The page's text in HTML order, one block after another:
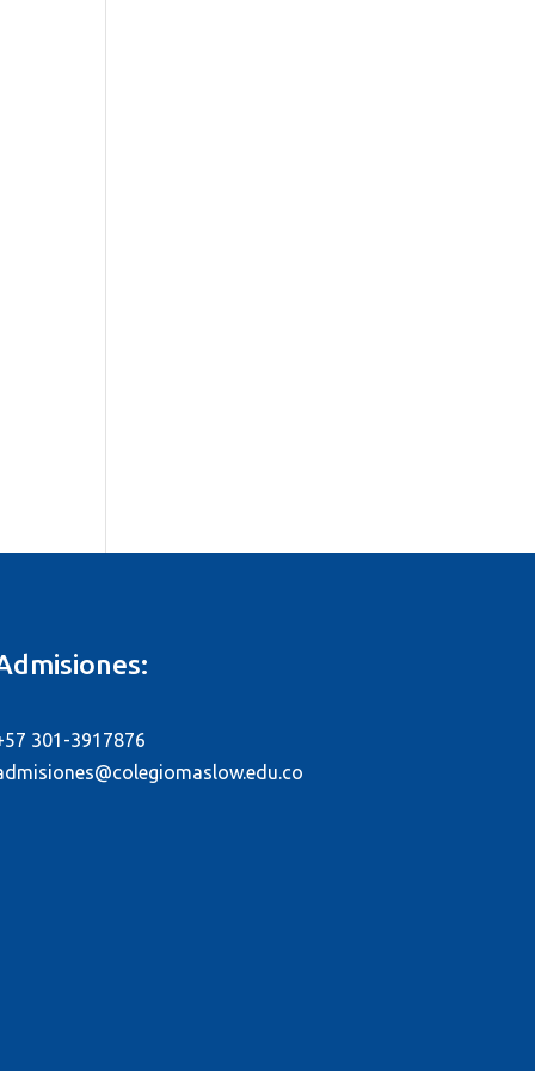
301-3917876